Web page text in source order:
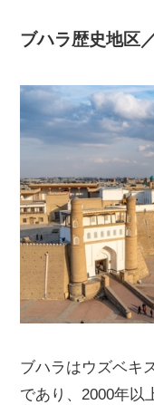
ブハラ歴史地区
ブハラはウズベキ
であり、2000年以